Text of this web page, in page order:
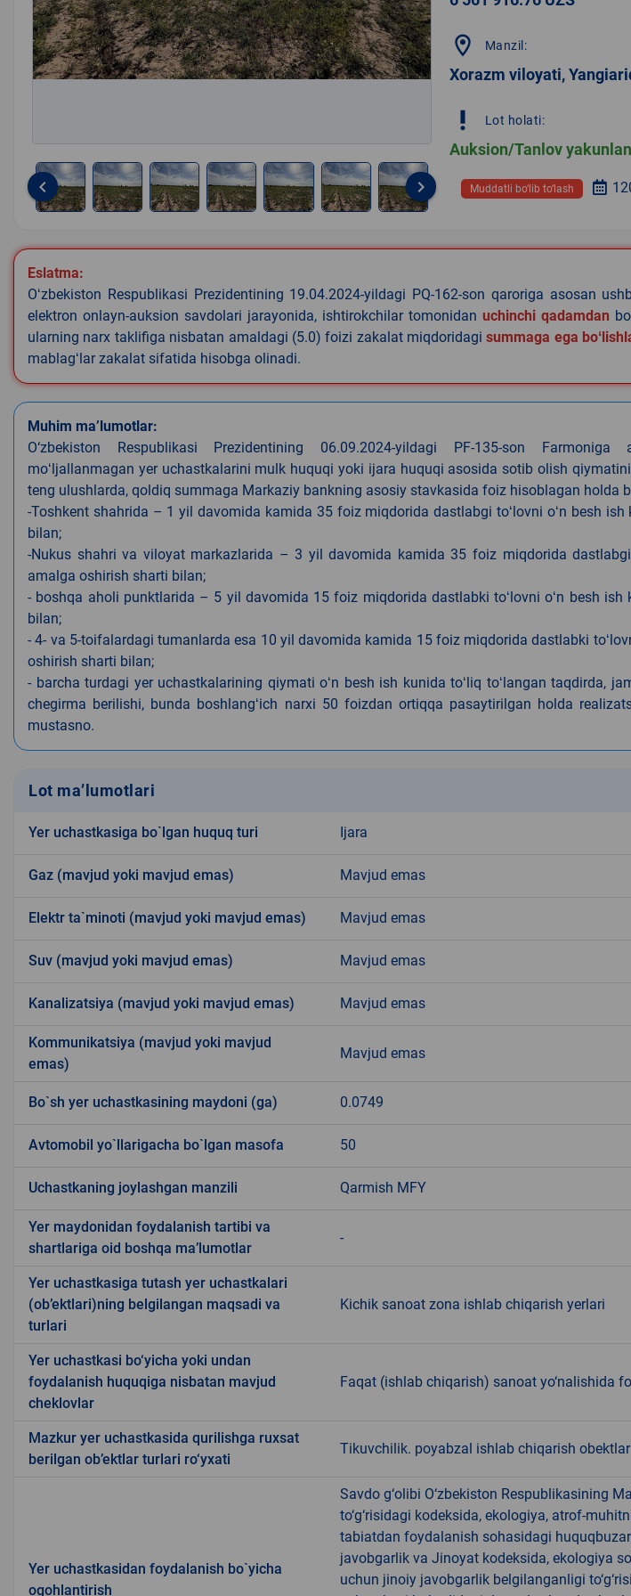
7
keyboard_arrow_left keyboard_arrow_right
location_on Manzil:
Xorazm viloyati,
priority_high Lot holati:
Auksion/Tanlov
Muddatli bo‘lib to‘lash
Eslatma:
Oʻzbekiston Respublikasi Prezidentining 19.04.2024-yildagi PQ-162-son qaroriga asosan
elektron onlayn-auksion savdolari jarayonida, ishtirokchilar tomonidan uchinchi qadamdan
ularning narx taklifiga nisbatan amaldagi (5.0) foizi zakalat miqdoridagisummaga ega
mablagʻlar zakalat sifatida hisobga olinadi.
Muhim ma’lumotlar:
O‘zbekiston Respublikasi Prezidentining 06.09.2024-yildagi PF-135-son
moʻljallanmagan yer uchastkalarini mulk huquqi yoki ijara huquqi asosida sotib olish
teng ulushlarda, qoldiq summaga Markaziy bankning asosiy stavkasida foiz hisoblagan holda
-Toshkent shahrida – 1 yil davomida kamida 35 foiz miqdorida dastlabgi toʻlovni oʻn besh
bilan;
-Nukus shahri va viloyat markazlarida – 3 yil davomida kamida 35 foiz miqdorida
amalga oshirish sharti bilan;
- boshqa aholi punktlarida – 5 yil davomida 15 foiz miqdorida dastlabki toʻlovni oʻn besh ish
bilan;
- 4- va 5-toifalardagi tumanlarda esa 10 yil davomida kamida 15 foiz miqdorida dastlabki
oshirish sharti bilan;
- barcha turdagi yer uchastkalarining qiymati oʻn besh ish kunida toʻliq toʻlangan taqdirda,
chegirma berilishi, bunda boshlangʻich narxi 50 foizdan ortiqqa pasaytirilgan holda
mustasno.
Lot ma’lumotlari
Yer uchastkasiga bo`lgan huquq turi Ijara
Gaz (mavjud yoki mavjud emas) Mavjud emas
Elektr ta`minoti (mavjud yoki mavjud emas) Mavjud emas
Suv (mavjud yoki mavjud emas) Mavjud emas
Kanalizatsiya (mavjud yoki mavjud emas) Mavjud emas
Kommunikatsiya (mavjud yoki mavjud
emas)
Mavjud emas
Bo`sh yer uchastkasining maydoni (ga) 0.0749
Avtomobil yo`llarigacha bo`lgan masofa 50
Uchastkaning joylashgan manzili Qarmish MFY
Yer maydonidan foydalanish tartibi va
shartlariga oid boshqa ma’lumotlar
-
Yer uchastkasiga tutash yer uchastkalari
(ob’ektlari)ning belgilangan maqsadi va
turlari
Kichik sanoat zona ishlab chiqarish yerlari
Yer uchastkasi bo‘yicha yoki undan
foydalanish huquqiga nisbatan mavjud
cheklovlar
Faqat (ishlab chiqarish) sanoat yo‘nalishida
Mazkur yer uchastkasida qurilishga ruxsat
berilgan ob’ektlar turlari ro‘yxati
Tikuvchilik. poyabzal ishlab chiqarish
Yer uchastkasidan foydalanish bo`yicha
ogohlantirish
Savdo g‘olibi O‘zbekiston Respublikasining
to‘g‘risidagi kodeksida, ekologiya, atrof-
tabiatdan foydalanish sohasidagi
javobgarlik va Jinoyat kodeksida, ekologiya
uchun jinoiy javobgarlik belgilanganligi